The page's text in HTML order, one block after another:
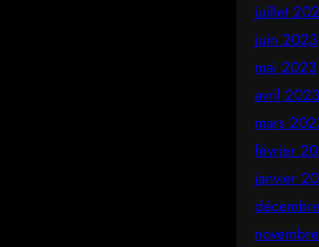
juillet
juin 2023
mai 2023
avril 2023
mars
février
janvier